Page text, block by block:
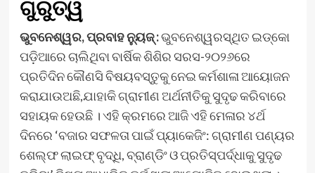
ଗୁରୁତ୍ୱ
ଭୁବନେଶ୍ୱର, ପ୍ରବାହ ନ୍ୟୁଜ୍ :ଭୁବନେଶ୍ୱରସ୍ଥିତ ଇଡ୍‌କୋ
ପଡ଼ିଆରେ ଚାଲିଥିବା ବାର୍ଷିକ ଶିଶିର ସରସ-୨୦୨୬ରେ
ପ୍ରତିଦିନ କୌଣସି ବିଷୟବସ୍ତୁକୁ ନେଇ କର୍ମଶାଳା ଆୟୋଜନ
କରାଯାଉଅଛି,ଯାହାକି ଗ୍ରାମୀଣ ଅର୍ଥନୀତିକୁ ସୁଦୃଢ କରିବାରେ
ସହାୟକ ହେଉଛି । ଏହି କ୍ରମରେ ଆଜି ଏହି ମେଳାର ୪ର୍ଥ
ଦିନରେ ‘ବଜାର ସଫଳତା ପାଇଁ ପ୍ୟାକେଜିଂ: ଗ୍ରାମୀଣ ପଣ୍ୟର
ଶେଲ୍ଫ ଲାଇଫ୍ ବୃଦ୍ଧି, ବ୍ରାଣ୍ଡିଂ ଓ ପ୍ରତିସ୍ପର୍ଦ୍ଧାକୁ ସୁଦୃଢ